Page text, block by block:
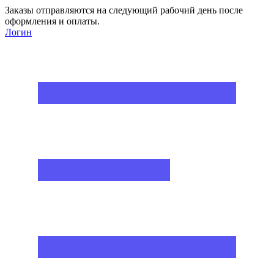
Заказы отправляются на следующий рабочий день после
оформления и оплаты.
Логин